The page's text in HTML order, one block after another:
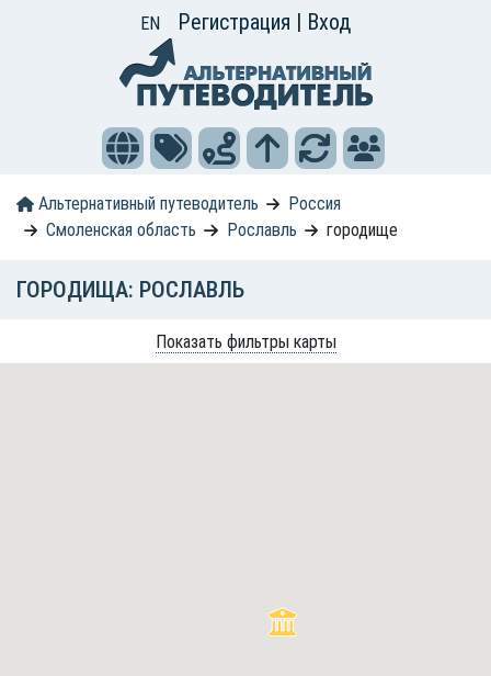
EN Регистрация | Вход
Альтернативный путеводитель
Россия
Смоленская область
Рославль городище
ГОРОДИЩА: РОСЛАВЛЬ
Показать фильтры карты